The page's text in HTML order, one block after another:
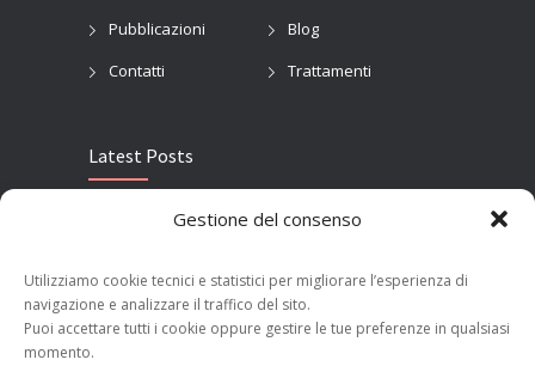
Gestione del consenso
Utilizziamo cookie tecnici e statistici per migliorare l’esperienza di
navigazione e analizzare il traffico del sito.
Puoi accettare tutti i cookie oppure gestire le tue preferenze in qualsiasi
momento.
Pubblicazioni
Blog
Contatti
Trattamenti
Latest Posts
FEBRUARY 25, 2019